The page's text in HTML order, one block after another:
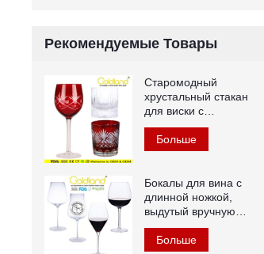
Рекомендуемые Товары
Старомодный
хрустальный стакан
для виски с
гравировкой красного
цвета
Больше
Бокалы для вина с
длинной ножкой,
выдутый вручную
хрустальный бокал
для красного вина
Больше